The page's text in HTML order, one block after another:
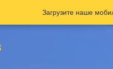
Загрузите наше